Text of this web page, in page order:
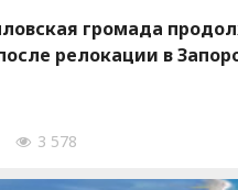
громада
релокации в
3 578